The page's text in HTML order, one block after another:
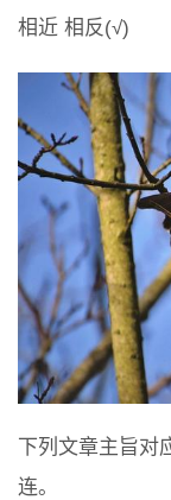
相近 相反(√)
下列文章主旨对
连。